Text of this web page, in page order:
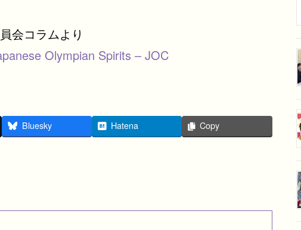
会コラムより
Olympian Spirits – JOC
Bluesky Hatena Copy